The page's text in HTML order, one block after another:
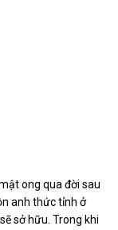
ong qua đời sau
anh thức tỉnh ở
sở hữu. Trong khi